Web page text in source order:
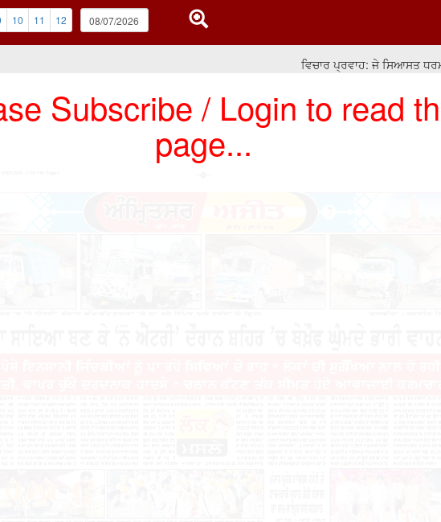
10 11 12
ਵਿਚਾਰ ਪ੍ਰਵਾਹ: ਜੇ ਸਿਆਸਤ ਧਰਮ,
Subscribe / Login to read
page...